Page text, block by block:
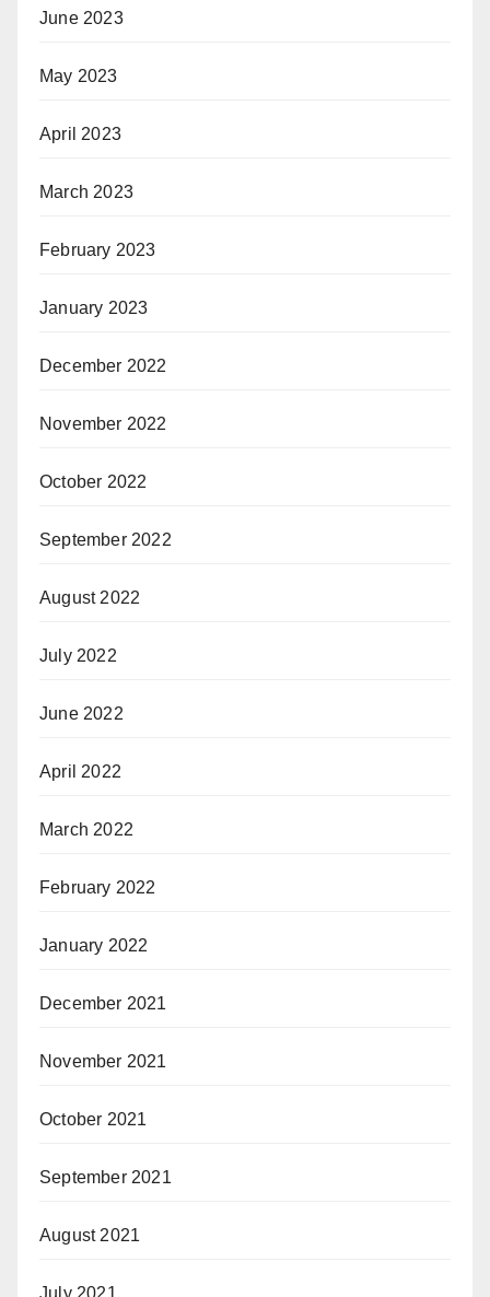
June 2023
May 2023
April 2023
March 2023
February 2023
January 2023
December 2022
November 2022
October 2022
September 2022
August 2022
July 2022
June 2022
April 2022
March 2022
February 2022
January 2022
December 2021
November 2021
October 2021
September 2021
August 2021